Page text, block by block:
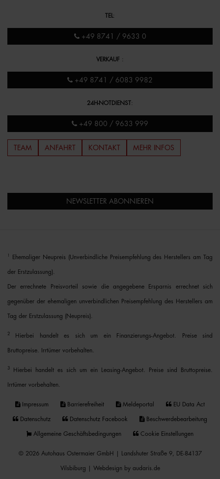
TEL :
+49 8741 / 9633 0
VERKAUF :
+49 8741 / 6083 9982
24H-NOTDIENST:
+49 800 / 9633 999
TEAM ANFAHRT KONTAKT MEHR INFOS
NEWSLETTER ABONNIEREN
Ehemaliger Neupreis (Unverbindliche Preisempfehlung des Herstellers am Tag
der Erstzulassung).
Der errechnete Preisvorteil sowie die angegebene Ersparnis errechnet sich
gegenüber der ehemaligen unverbindlichen Preisempfehlung des Herstellers am
Tag der Erstzulassung (Neupreis).
2 Hierbei handelt es sich um ein Finanzierungs-Angebot. Preise sind
Bruttopreise. Irrtümer vorbehalten.
3 Hierbei handelt es sich um ein Leasing-Angebot. Preise sind Bruttopreise.
Irrtümer vorbehalten.
Impressum Barrierefreiheit Meldeportal EU Data Act
Datenschutz Datenschutz Facebook Beschwerdebearbeitung
Allgemeine Geschäftsbedingungen Cookie Einstellungen
© 2026 Autohaus Ostermaier GmbH | Landshuter Straße 9, DE-84137
Vilsbiburg | Webdesign by audaris.de